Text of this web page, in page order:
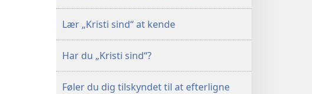
Lær „Kristi sind“ at kende
Har du „Kristi sind“?
Føler du dig tilskyndet til at efterligne